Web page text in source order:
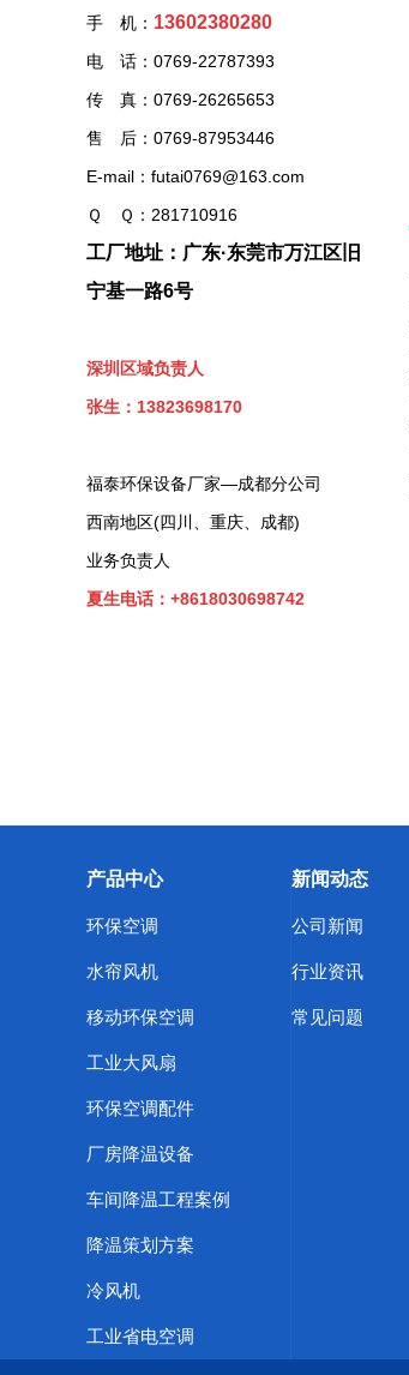
手 机： 13602380280
电 话：0769-22787393
传 真：0769-26265653
售 后：0769-87953446
E-mail：futai0769@163.com
Ｑ Ｑ：281710916
工厂地址：广东·东莞市万江区旧
宁基一路6号
深圳区域负责人
张生：13823698170
福泰环保设备厂家—成都分公司
西南地区(四川、重庆、成都)
业务负责人
夏生电话：+8618030698742
产品中心
环保空调
水帘风机
移动环保空调
工业大风扇
环保空调配件
厂房降温设备
车间降温工程案例
降温策划方案
冷风机
工业省电空调
新闻动态
公司新闻
行业资讯
常见问题